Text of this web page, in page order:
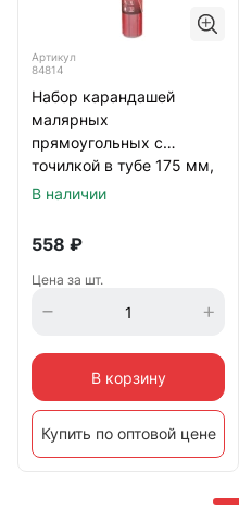
Артикул
84814
Набор карандашей
малярных
прямоугольных с
точилкой в тубе 175 мм,
10 шт, Matrix
В наличии
558 ₽
Цена за шт.
В корзину
Купить по оптовой цене